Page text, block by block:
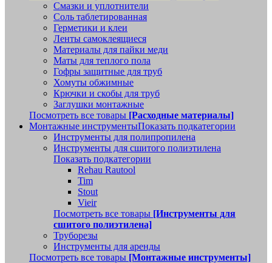
Смазки и уплотнители
Соль таблетированная
Герметики и клеи
Ленты самоклеящиеся
Материалы для пайки меди
Маты для теплого пола
Гофры защитные для труб
Хомуты обжимные
Крючки и скобы для труб
Заглушки монтажные
Посмотреть все товары [Расходные материалы]
Монтажные инструментыПоказать подкатегории
Инструменты для полипропилена
Инструменты для сшитого полиэтилена
Показать подкатегории
Rehau Rautool
Tim
Stout
Vieir
Посмотреть все товары [Инструменты для
сшитого полиэтилена]
Труборезы
Инструменты для аренды
Посмотреть все товары [Монтажные инструменты]